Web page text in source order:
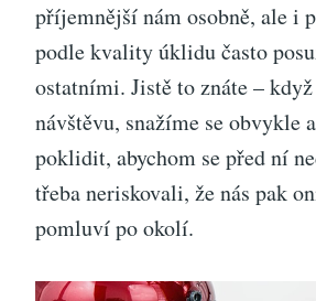
příjemnější nám osobně, ale i
podle kvality úklidu často
ostatními. Jistě to znáte –
návštěvu, snažíme se obvykle
poklidit, abychom se před ní
třeba neriskovali, že nás pak
pomluví po okolí.